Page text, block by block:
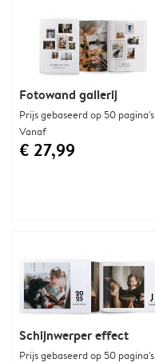
Fotowand gallerij
Prijs gebaseerd op 50 pagina's
Vanaf
€ 27,99
Schijnwerper effect
Prijs gebaseerd op 50 pagina's